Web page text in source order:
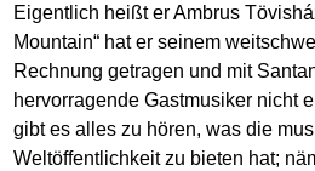
Eigentlich heißt er Ambrus
Mountain“ hat er seinem
Rechnung getragen und mit
hervorragende Gastmusiker nicht
gibt es alles zu hören, was die
Weltöffentlichkeit zu bieten hat;